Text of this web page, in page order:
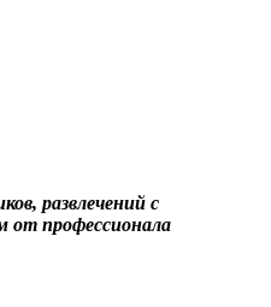
развлечений с
от профессионала